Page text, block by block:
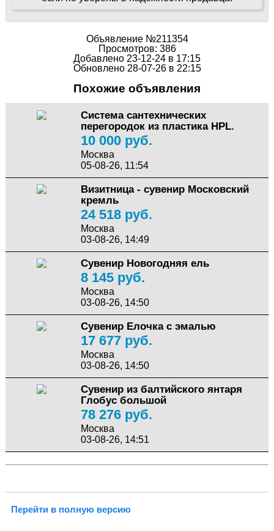
Объявление №211354
Просмотров: 386
Добавлено 23-12-24 в 17:15
Обновлено 28-07-26 в 22:15
Похожие объявления
Система сантехнических
перегородок из пластика HPL.
10 000 руб.
Москва
05-08-26, 11:54
Визитница - сувенир Московский
кремль
24 518 руб.
Москва
03-08-26, 14:49
Сувенир Новогодняя ель
8 145 руб.
Москва
03-08-26, 14:50
Сувенир Елочка с эмалью
17 677 руб.
Москва
03-08-26, 14:50
Сувенир из балтийского янтаря
Глобус большой
78 276 руб.
Москва
03-08-26, 14:51
Перейти в полную версию